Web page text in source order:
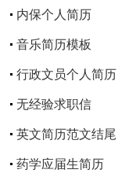
内保个人简历
音乐简历模板
行政文员个人简历
无经验求职信
英文简历范文结尾
药学应届生简历